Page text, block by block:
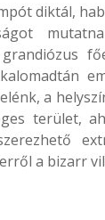
diktál,
a
terület,
a bizarr